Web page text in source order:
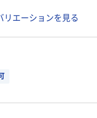
リエーションを見る